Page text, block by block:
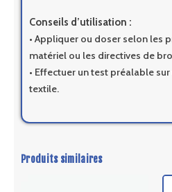
Conseils d’utilisation :
• Appliquer ou doser selon les
matériel ou les directives de
• Effectuer un test préalable
textile.
Produits similaires